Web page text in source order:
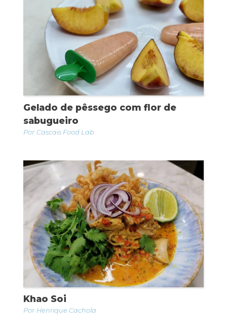
Gelado de pêssego com flor de
sabugueiro
Cascais Food Lab
Khao Soi
Henrique Cachola